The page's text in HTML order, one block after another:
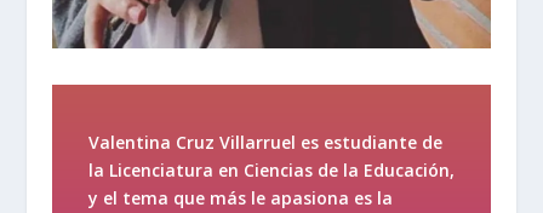
Valentina Cruz Villarruel es estudiante de
la Licenciatura en Ciencias de la Educación,
y el tema que más le apasiona es la